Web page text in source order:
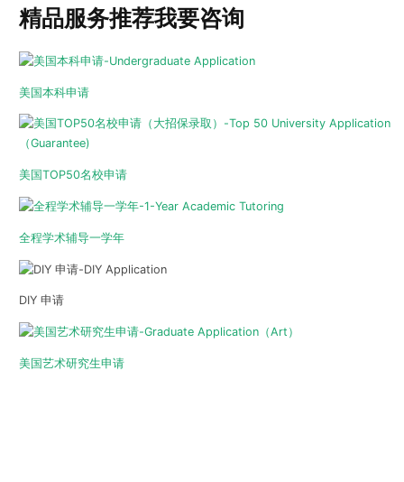
精品服务推荐我要咨询
美国本科申请
美国TOP50名校申请
全程学术辅导一学年
DIY 申请
美国艺术研究生申请